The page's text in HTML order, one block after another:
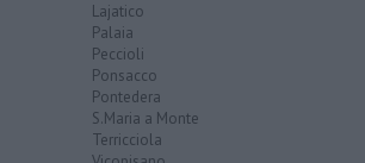
Lajatico
Palaia
Peccioli
Ponsacco
Pontedera
S.Maria a Monte
Terricciola